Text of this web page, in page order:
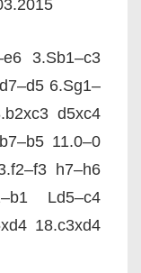
3.Sb1–c3
6.Sg1–
d5xc4
11.0–0
h7–h6
Ld5–c4
18.c3xd4